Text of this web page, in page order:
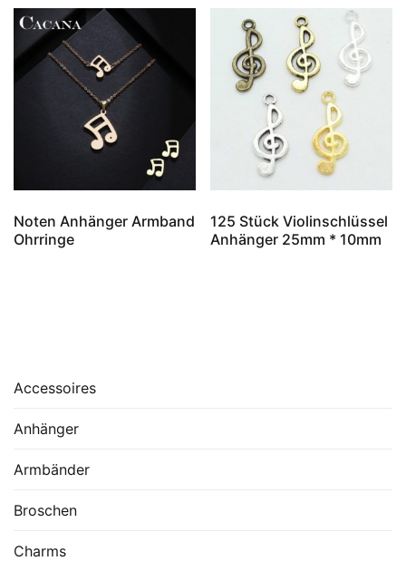
Noten Anhänger Armband
Ohrringe
125 Stück Violinschlüssel
Anhänger 25mm * 10mm
Accessoires
Anhänger
Armbänder
Broschen
Charms